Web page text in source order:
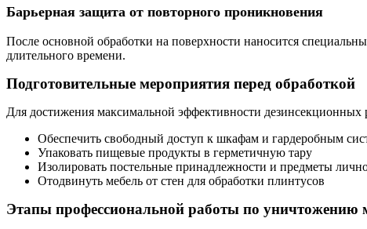
Барьерная защита от повторного проникновения
После основной обработки на поверхности наносится
длительного времени.
Подготовительные мероприятия перед обработкой
Для достижения максимальной эффективности
Обеспечить свободный доступ к шкафам и гардеробным
Упаковать пищевые продукты в герметичную тару
Изолировать постельные принадлежности и предметы
Отодвинуть мебель от стен для обработки плинтусов
Этапы профессиональной работы по уничтожению